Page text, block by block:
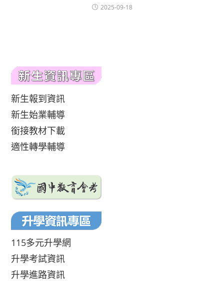
2025-09-18
新生報到資訊
新生始業輔導
銜接教材下載
適性轉學輔導
115多元升學網
升學考試資訊
升學進路資訊